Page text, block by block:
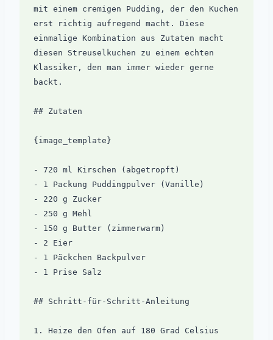
mit einem cremigen Pudding, der den Kuchen
erst richtig aufregend macht. Diese
einmalige Kombination aus Zutaten macht
diesen Streuselkuchen zu einem echten
Klassiker, den man immer wieder gerne
backt.
## Zutaten
{image_template}
- 720 ml Kirschen (abgetropft)
- 1 Packung Puddingpulver (Vanille)
- 220 g Zucker
- 250 g Mehl
- 150 g Butter (zimmerwarm)
- 2 Eier
- 1 Päckchen Backpulver
- 1 Prise Salz
## Schritt-für-Schritt-Anleitung
1. Heize den Ofen auf 180 Grad Celsius